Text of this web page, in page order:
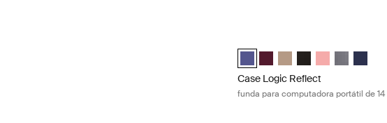
Case Logic Reflect 14" Laptop
Case Logic Reflect 14"
Case Logic Reflect 14"
Case Logic Reflect
Case Logic
Case Logic
Case
Case Logic Reflect
funda para computadora portátil de